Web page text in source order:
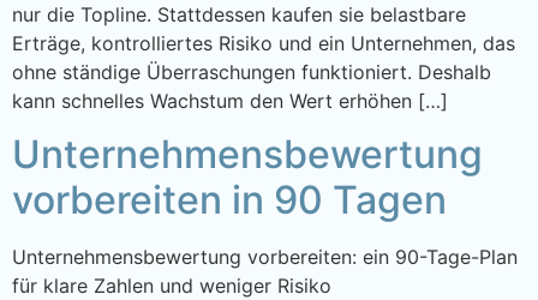
nur die Topline. Stattdessen kaufen sie belastbare
Erträge, kontrolliertes Risiko und ein Unternehmen, das
ohne ständige Überraschungen funktioniert. Deshalb
kann schnelles Wachstum den Wert erhöhen […]
Unternehmensbewertung
vorbereiten in 90 Tagen
Unternehmensbewertung vorbereiten: ein 90-Tage-Plan
für klare Zahlen und weniger Risiko